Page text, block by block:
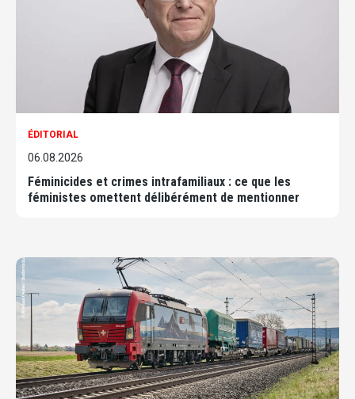
ÉDITORIAL
06.08.2026
Féminicides et crimes intrafamiliaux : ce que les
féministes omettent délibérément de mentionner